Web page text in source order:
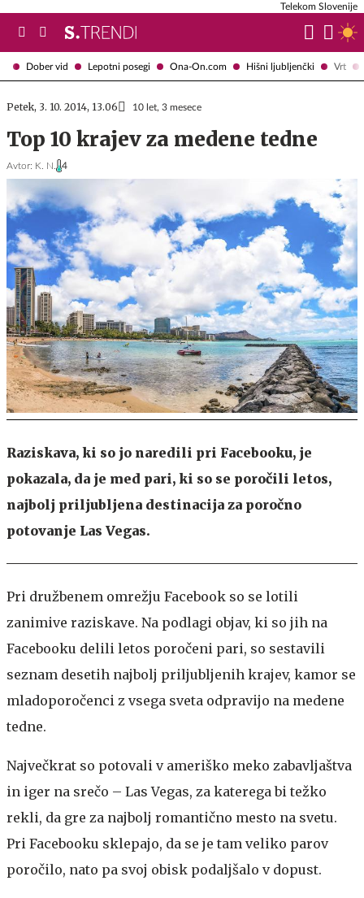
Dober vid Lepotni posegi Ona-On.com Hišni ljubljenčki Vrt
Telekom Slovenije
Petek, 3. 10. 2014, 13.06 10 let, 3 mesece
Top 10 krajev za medene tedne
Avtor: K. N. 4
Raziskava, ki so jo naredili pri Facebooku, je
pokazala, da je med pari, ki so se poročili letos,
najbolj priljubljena destinacija za poročno
potovanje Las Vegas.
Pri družbenem omrežju Facebook so se lotili
zanimive raziskave. Na podlagi objav, ki so jih na
Facebooku delili letos poročeni pari, so sestavili
seznam desetih najbolj priljubljenih krajev, kamor se
mladoporočenci z vsega sveta odpravijo na medene
tedne.
Največkrat so potovali v ameriško meko zabavljaštva
in iger na srečo – Las Vegas, za katerega bi težko
rekli, da gre za najbolj romantično mesto na svetu.
Pri Facebooku sklepajo, da se je tam veliko parov
poročilo, nato pa svoj obisk podaljšalo v dopust.